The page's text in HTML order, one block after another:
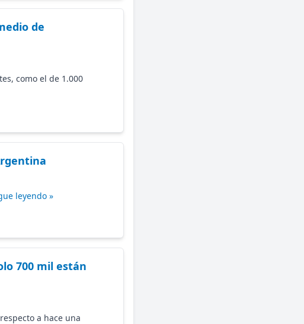
de
como el de 1.000
leyendo »
700 mil están
a hace una